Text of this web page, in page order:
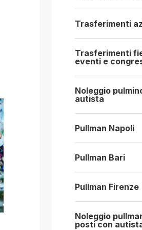
Trasferimenti
Trasferimenti
eventi e
Noleggio
autista
Pullman Napoli
Pullman Bari
Pullman Firenze
Noleggio
posti con